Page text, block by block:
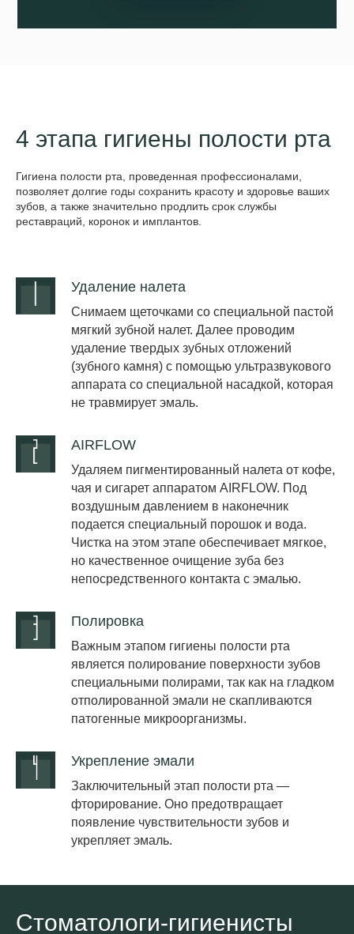
4 этапа гигиены полости рта
Гигиена полости рта, проведенная профессионалами,
позволяет долгие годы сохранить красоту и здоровье ваших
зубов, а также значительно продлить срок службы
реставраций, коронок и имплантов.
Удаление налета
Снимаем щеточками со специальной пастой
мягкий зубной налет. Далее проводим
удаление твердых зубных отложений
(зубного камня) с помощью ультразвукового
аппарата со специальной насадкой, которая
не травмирует эмаль.
AIRFLOW
Удаляем пигментированный налета от кофе,
чая и сигарет аппаратом AIRFLOW. Под
воздушным давлением в наконечник
подается специальный порошок и вода.
Чистка на этом этапе обеспечивает мягкое,
но качественное очищение зуба без
непосредственного контакта с эмалью.
Полировка
Важным этапом гигиены полости рта
является полирование поверхности зубов
специальными полирами, так как на гладком
отполированной эмали не скапливаются
патогенные микроорганизмы.
Укрепление эмали
Заключительный этап полости рта —
фторирование. Оно предотвращает
появление чувствительности зубов и
укрепляет эмаль.
Стоматологи-гигиенисты